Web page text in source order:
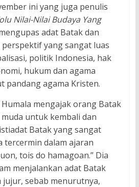
ini yang juga penulis
Nilai-Nilai Budaya Yang
adat Batak dan
yang sangat luas
politik Indonesia, hak
hukum dan agama
pandang agama Kristen.
mengajak orang Batak
untuk kembali dan
Batak yang sangat
tercermin dalam ajaran
tois do hamagoan.” Dia
menjalankan adat Batak
sebab menurutnya,